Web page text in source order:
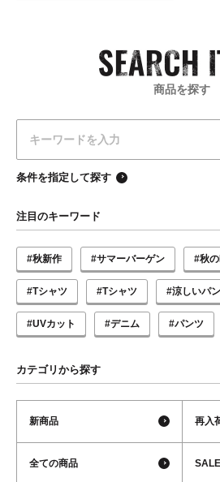
商品を探す
条件を指定して探す
注目のキーワード
#秋新作 #サマーバーゲン #秋
#Tシャツ #Tシャツ #涼しいパ
#UVカット #デニム #パンツ
カテゴリから探す
新商品 再入
全ての商品 SALE